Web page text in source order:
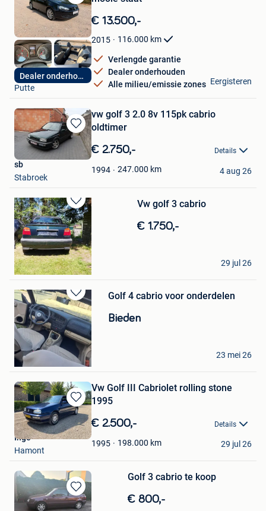
Bewaren
in
Mijn
Favorieten
Dealer onderhouden
€ 13.500,-
2015 116.000 km
Verlengde garantie
Dealer onderhouden
Alle milieu/emissie zones
geert
Putte
Eergisteren
Bewaren
in
Favorieten
vw golf 3 2.0 8v 115pk cabrio
oldtimer
€ 2.750,- Details
1994 247.000 km
sb
Stabroek
4 aug 26
Bewaren
in
Mijn
Favorieten
Vw golf 3 cabrio
€ 1.750,-
D
Heist-Op-Den-Berg
29 jul 26
Bewaren
in
Mijn
Favorieten
Golf 4 cabrio voor onderdelen
Bieden
Darlyn
Laarne
23 mei 26
Bewaren
in
Mijn
Favorieten
Vw Golf III Cabriolet rolling stone
1995
€ 2.500,- Details
1995 198.000 km
Inge
Hamont
29 jul 26
Bewaren
in
Golf 3 cabrio te koop
€ 800,-